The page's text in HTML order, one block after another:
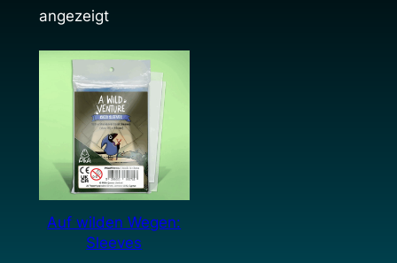
angezeigt
Auf wilden Wegen:
Sleeves